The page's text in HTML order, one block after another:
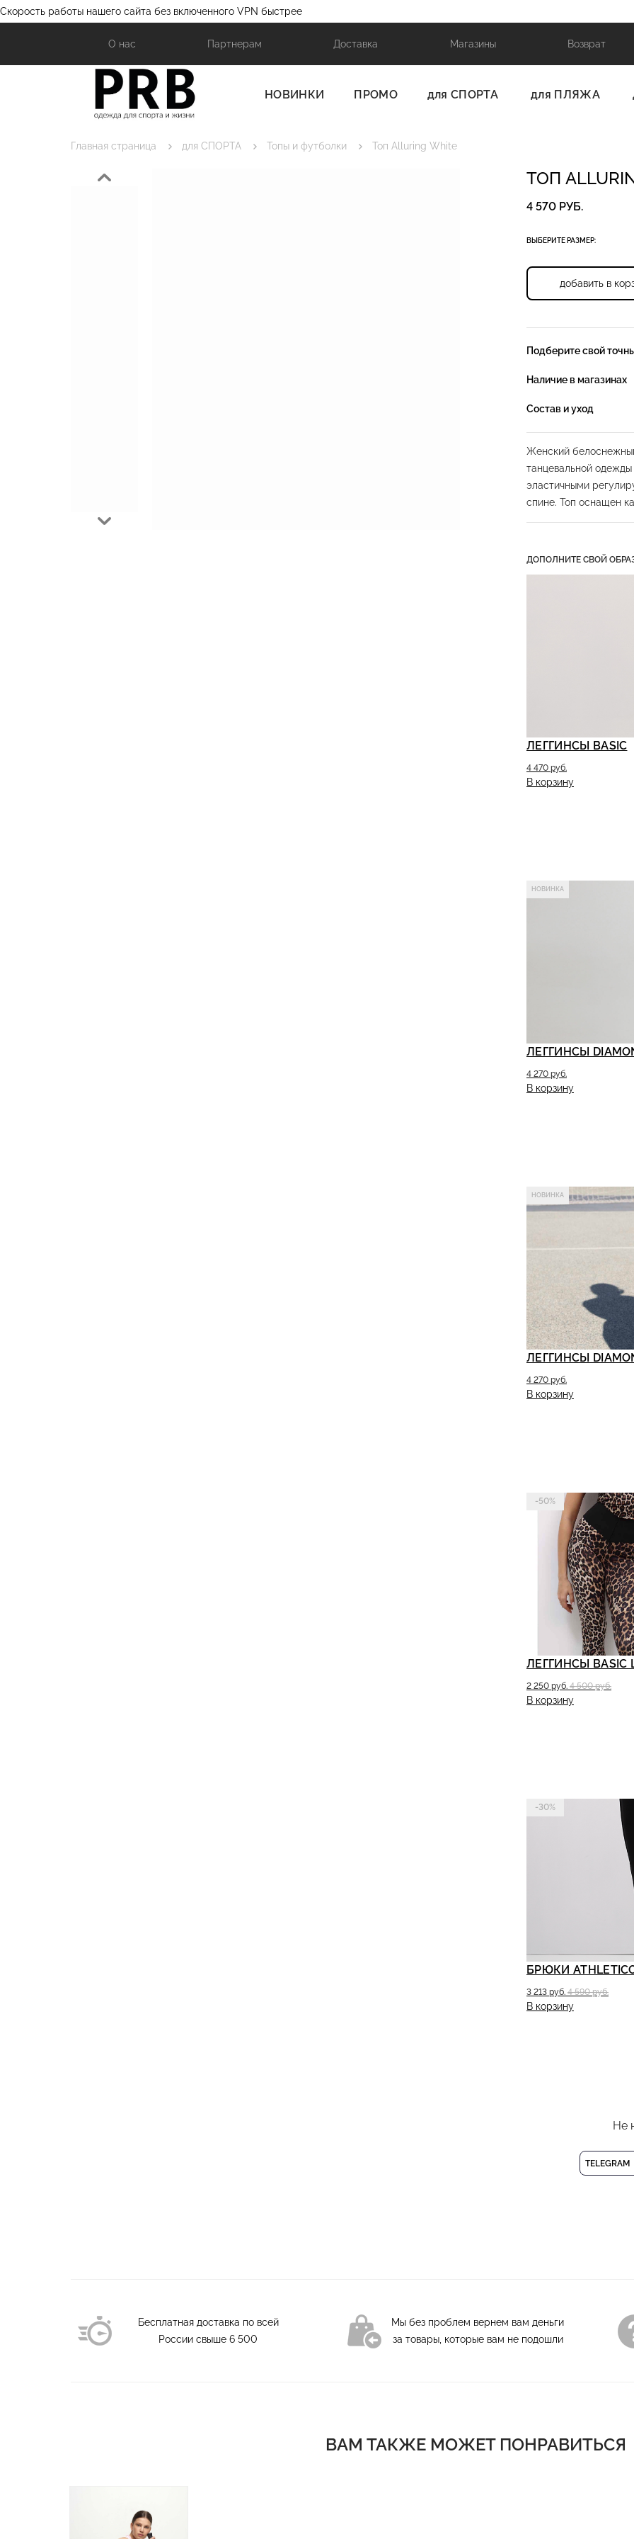
Скорость работы нашего сайта без включенного VPN быстрее
О нас Партнерам Доставка Магазины Возврат
НОВИНКИ ПРОМО для СПОРТА для ПЛЯЖА
Главная страница для СПОРТА Топы и футболки Топ Alluring White
ТОП
4 570 РУБ.
ВЫБЕРИТЕ РАЗМЕР:
добавить в
Подберите свой
Наличие в магазинах
Состав и уход
Женский
танцевальной одежды
эластичными
спине. Топ оснащен
БЕЗ вшитых чашек
ДОПОЛНИТЕ СВОЙ
ЛЕГГИНСЫ BASIC
4 470 руб.
В корзину
НОВИНКА
ЛЕГГИНСЫ
4 270 руб.
В корзину
НОВИНКА
ЛЕГГИНСЫ
4 270 руб.
В корзину
-50%
ЛЕГГИНСЫ BASIC
2 250 руб. 4 500 руб.
В корзину
-30%
БРЮКИ
3 213 руб. 4 590 руб.
В корзину
Не
TELEGRAM
Бесплатная доставка по всей
России свыше 6 500
Мы без проблем вернем вам деньги
за товары, которые вам не подошли
ВАМ ТАКЖЕ МОЖЕТ ПОНРАВИТЬСЯ